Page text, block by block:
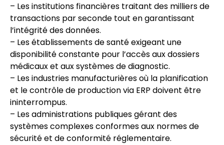
– Les institutions financières traitant des milliers de
transactions par seconde tout en garantissant
l’intégrité des données.
– Les établissements de santé exigeant une
disponibilité constante pour l’accès aux dossiers
médicaux et aux systèmes de diagnostic.
– Les industries manufacturières où la planification
et le contrôle de production via ERP doivent être
ininterrompus.
– Les administrations publiques gérant des
systèmes complexes conformes aux normes de
sécurité et de conformité réglementaire.